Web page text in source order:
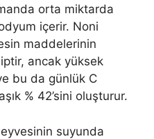
orta miktarda
içerir. Noni
maddelerinin
ancak yüksek
bu da günlük C
% 42’sini oluşturur.
suyunda